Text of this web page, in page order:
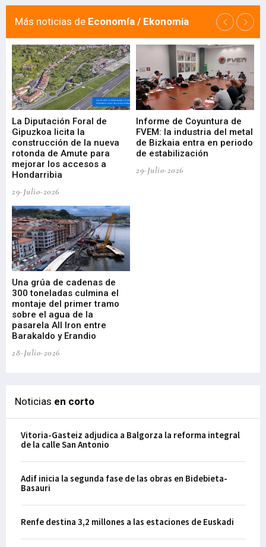
Más noticias de Economía / Ekonomia
La Diputación Foral de
Gipuzkoa licita la
construcción de la nueva
rotonda de Amute para
mejorar los accesos a
Hondarribia
29-Julio-2026
Informe de Coyuntura de
FVEM: la industria del metal
de Bizkaia entra en periodo
de estabilización
29-Julio-2026
Una grúa de cadenas de
300 toneladas culmina el
montaje del primer tramo
sobre el agua de la
pasarela All Iron entre
Barakaldo y Erandio
28-Julio-2026
Noticias en corto
Vitoria-Gasteiz adjudica a Balgorza la reforma integral
de la calle San Antonio
Adif inicia la segunda fase de las obras en Bidebieta-
Basauri
Renfe destina 3,2 millones a las estaciones de Euskadi